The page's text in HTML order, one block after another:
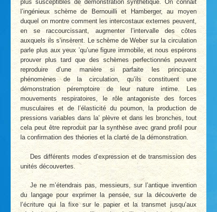
plus susceptibles de démonstration synthétique. On connait
l’ingénieux schème de Bernouilli et Hamberger, au moyen
duquel on montre comment les intercostaux externes peuvent,
en se raccourcissant, augmenter l’intervalle des côtes
auxquels ils s’insèrent. Le schème de Weber sur la circulation
parle plus aux yeux ’qu’une figure immobile, et nous espérons
prouver plus tard que des schèmes perfectionnés peuvent
reproduire d’une manière si parfaite les principaux
phénomènes de la circulation, qu’ils constituent une
démonstration péremptoire de leur nature intime. Les
mouvements respiratoires, le rôle antagoniste des forces
musculaires et de l’élasticité du poumon, la production de
pressions variables dans la’ plèvre et dans les bronches, tout
cela peut être reproduit par la synthèse avec grand profil pour
la confirmation des théories et la clarté de la démonstration.
Des différents modes d’expression et de transmission des
unités découvertes.
Je ne m’étendrais pas, messieurs, sur l’antique invention
du langage pour exprimer la pensée, sur la découverte de
l’écriture qui la fixe sur le papier et la transmet jusqu’aux